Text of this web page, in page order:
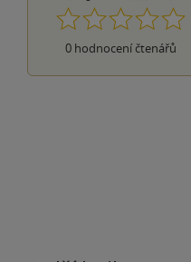
0 hodnocení čtenářů